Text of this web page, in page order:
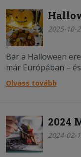
2025-10-
Bár a Halloween
már Európában –
többen ünneplik.
Olvass tovább
2024
2024-02-